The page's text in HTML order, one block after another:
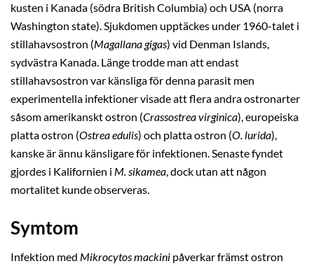
kusten i Kanada (södra British Columbia) och USA (norra
Washington state). Sjukdomen upptäckes under 1960-talet i
stillahavsostron (Magallana gigas) vid Denman Islands,
sydvästra Kanada. Länge trodde man att endast
stillahavsostron var känsliga för denna parasit men
experimentella infektioner visade att flera andra ostronarter
såsom amerikanskt ostron (Crassostrea virginica), europeiska
platta ostron (Ostrea edulis) och platta ostron (O. lurida),
kanske är ännu känsligare för infektionen. Senaste fyndet
gjordes i Kalifornien i M. sikamea, dock utan att någon
mortalitet kunde observeras.
Symtom
Infektion med Mikrocytos mackini påverkar främst ostron